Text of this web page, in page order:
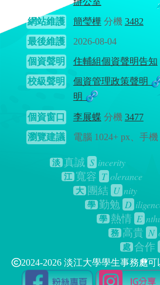
網站維護
簡瑩樺分機 3482
最後維護
2026-08-04
個資聲明
住輔組個資聲明告知
校級聲明
個資管理政策聲明
明
個資窗口 李展蝶 分機 3477
瀏覽建議
電腦 1024+ px、手機
淡 真誠 S incerity
江 寬容 T olerance
大 團結 U nity
學 勤勉 D
學 熱情 E
務 高貴 N
處 合作
2024-2026 淡江大學學生事務處可